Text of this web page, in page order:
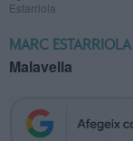
Estarriola
MARC ESTARRIOLA
Malavella